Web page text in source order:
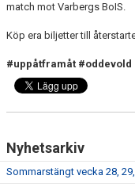
MATCHER
match mot Varbergs BoIS.
Köp era biljetter till
#uppåtframåt #oddevold
Nyhetsarkiv
Sommarstängt vecka 28,